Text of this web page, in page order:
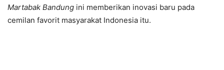
Martabak Bandung ini memberikan inovasi baru pada
cemilan favorit masyarakat Indonesia itu.